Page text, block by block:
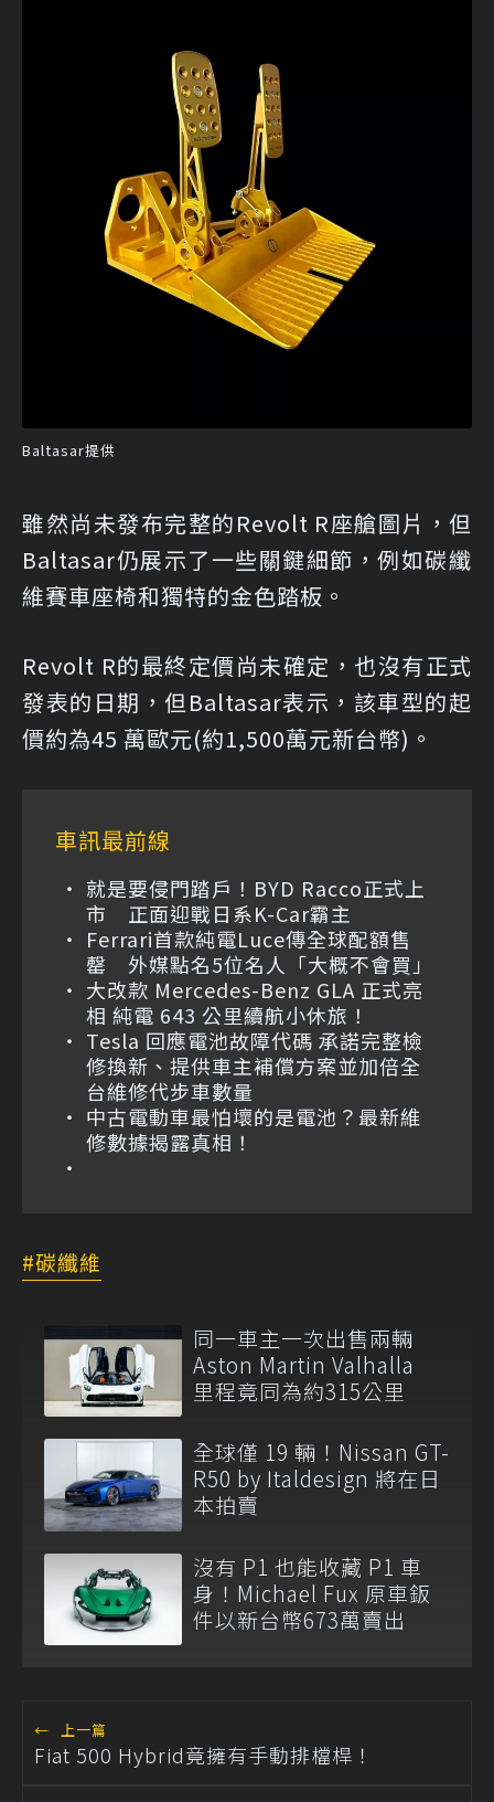
Baltasar提供
雖然尚未發布完整的Revolt R座艙圖片，但
Baltasar仍展示了一些關鍵細節，例如碳纖
維賽車座椅和獨特的金色踏板。
Revolt R的最終定價尚未確定，也沒有正式
發表的日期，但Baltasar表示，該車型的起
價約為45 萬歐元(約1,500萬元新台幣)。
車訊最前線
就是要侵門踏戶！BYD Racco正式上
市 正面迎戰日系K-Car霸主
Ferrari首款純電Luce傳全球配額售
罄 外媒點名5位名人「大概不會買」
大改款 Mercedes-Benz GLA 正式亮
相 純電 643 公里續航小休旅！
Tesla 回應電池故障代碼 承諾完整檢
修換新、提供車主補償方案並加倍全
台維修代步車數量
中古電動車最怕壞的是電池？最新維
修數據揭露真相！
碳纖維
同一車主一次出售兩輛
Aston Martin Valhalla
里程竟同為約315公里
全球僅 19 輛！Nissan GT-
R50 by Italdesign 將在日
本拍賣
沒有 P1 也能收藏 P1 車
身！Michael Fux 原車鈑
件以新台幣673萬賣出
← 上一篇
Fiat 500 Hybrid竟擁有手動排檔桿！